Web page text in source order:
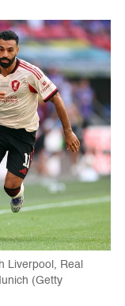
Liverpool, Real
(Getty